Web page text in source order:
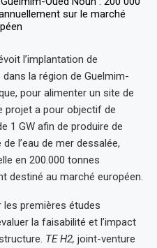
l’implantation de
la région de Guelmim-
pour alimenter un site de
projet a pour objectif de
1 GW afin de produire de
l’eau de mer dessalée,
en 200.000 tonnes
destiné au marché européen.
premières études
la faisabilité et l’impact
TE H2, joint-venture